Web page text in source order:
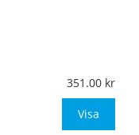
351.00
Visa